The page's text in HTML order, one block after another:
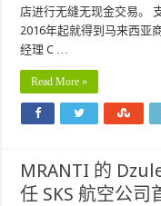
店进行无缝无现金交易。
2016年起就得到马来西亚
经理 C …
Read More »
MRANTI 的
任 SKS 航空公司